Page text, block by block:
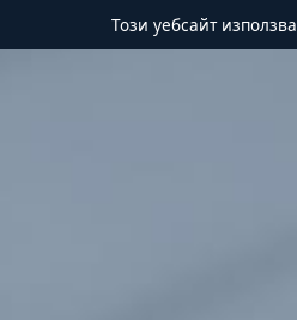
Този уебсайт използва